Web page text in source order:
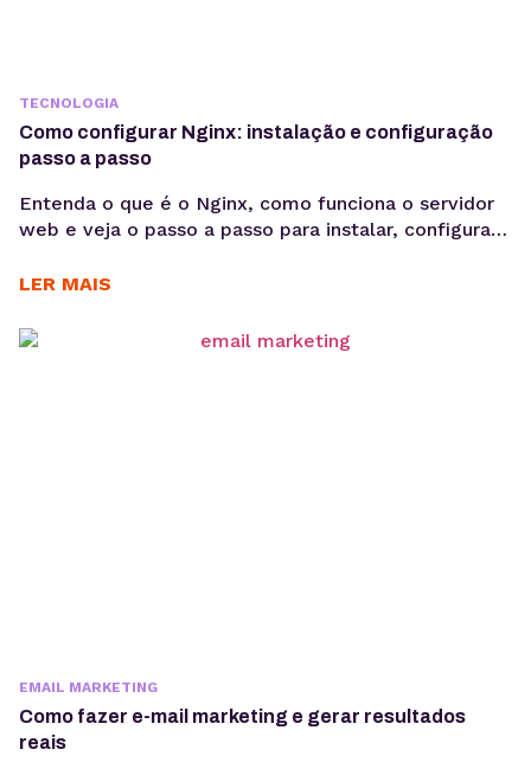
TECNOLOGIA
Como configurar Nginx: instalação e configuração
passo a passo
Entenda o que é o Nginx, como funciona o servidor
web e veja o passo a passo para instalar, configurar
Aprender como configurar Nginx é um passo
sites em produção com mais desempenho e
LER MAIS
EMAIL MARKETING
Como fazer e-mail marketing e gerar resultados
reais